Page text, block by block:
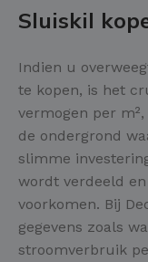
Sluiskil
Indien u
te kopen, is het
vermogen per
de ondergrond
slimme
wordt verdeeld
voorkomen. Bij
gegevens zoals
stroomverbruik